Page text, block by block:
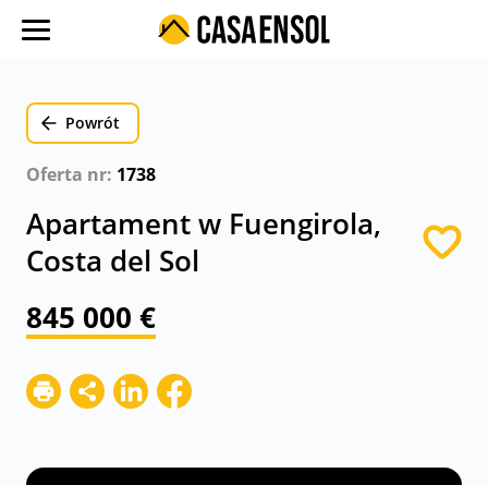
Oferty w regionach
Ulubione oferty
Koszty
Kontakt
Powrót
Oferta nr: 1738
Apartament w Fuengirola,
Costa del Sol
845 000 €